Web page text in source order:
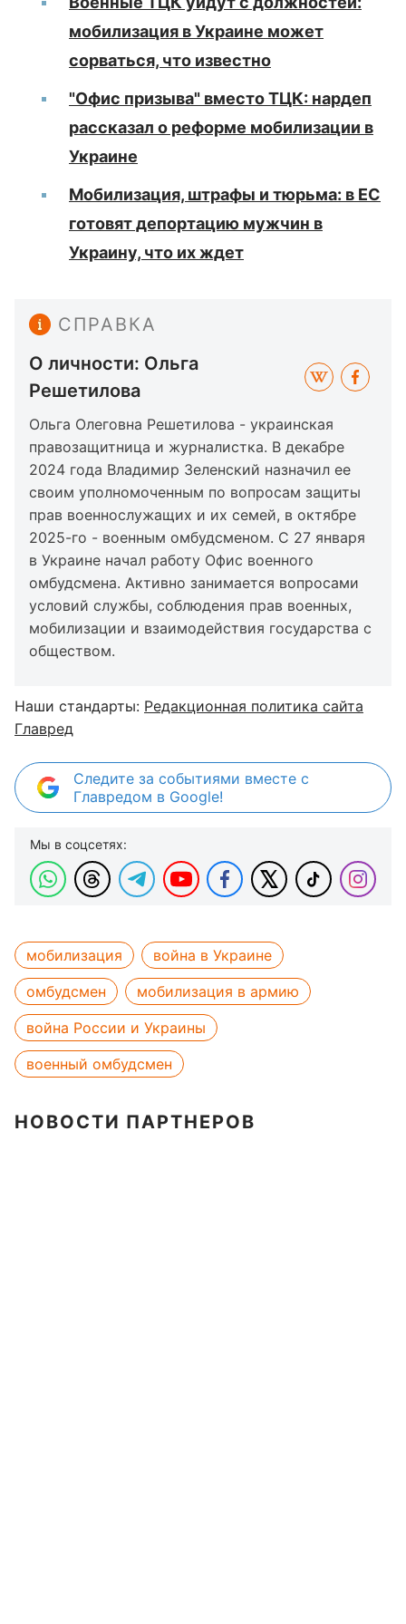
мобилизация в Украине может
сорваться, что известно
"Офис призыва" вместо ТЦК: нардеп
рассказал о реформе мобилизации в
Украине
Мобилизация, штрафы и тюрьма: в ЕС
готовят депортацию мужчин в
Украину, что их ждет
СПРАВКА
О личности: Ольга
Решетилова
Ольга Олеговна Решетилова - украинская
правозащитница и журналистка. В декабре
2024 года Владимир Зеленский назначил ее
своим уполномоченным по вопросам защиты
прав военнослужащих и их семей, в октябре
2025-го - военным омбудсменом. С 27 января
в Украине начал работу Офис военного
омбудсмена. Активно занимается вопросами
условий службы, соблюдения прав военных,
мобилизации и взаимодействия государства с
обществом.
Наши стандарты: Редакционная политика сайта
Главред
Следите за событиями вместе с
Главредом в Google!
Мы в соцсетях:
мобилизация
война в Украине
омбудсмен
мобилизация в армию
война России и Украины
военный омбудсмен
НОВОСТИ ПАРТНЕРОВ